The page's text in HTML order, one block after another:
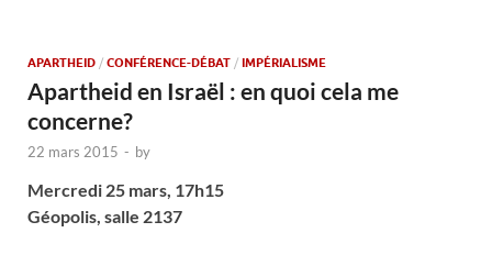
APARTHEID / CONFÉRENCE-DÉBAT / IMPÉRIALISME
Apartheid en Israël : en quoi cela me
concerne?
22 mars 2015 - by
Mercredi 25 mars, 17h15
Géopolis, salle 2137